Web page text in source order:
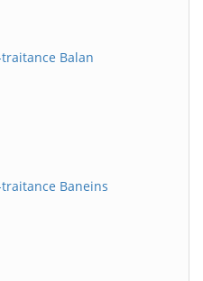
Balan
Baneins